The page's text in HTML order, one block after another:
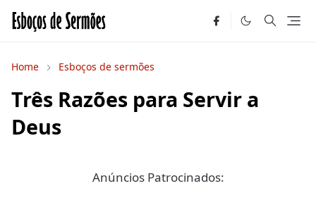
Home Esboços de sermões
Três Razões para Servir a
Deus
Anúncios Patrocinados: